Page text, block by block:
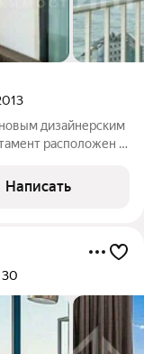
дизайнерским
расположен в
только
Написать
30